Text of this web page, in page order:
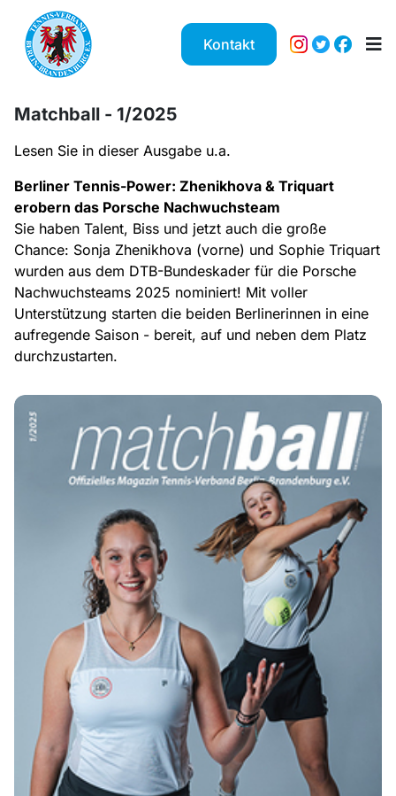
Kontakt
Matchball - 1/2025
Lesen Sie in dieser Ausgabe u.a.
Berliner Tennis-Power: Zhenikhova & Triquart
erobern das Porsche Nachwuchsteam
Sie haben Talent, Biss und jetzt auch die große
Chance: Sonja Zhenikhova (vorne) und Sophie Triquart
wurden aus dem DTB-Bundeskader für die Porsche
Nachwuchsteams 2025 nominiert! Mit voller
Unterstützung starten die beiden Berlinerinnen in eine
aufregende Saison - bereit, auf und neben dem Platz
durchzustarten.